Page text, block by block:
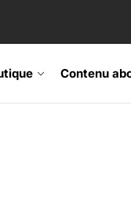
Contenu